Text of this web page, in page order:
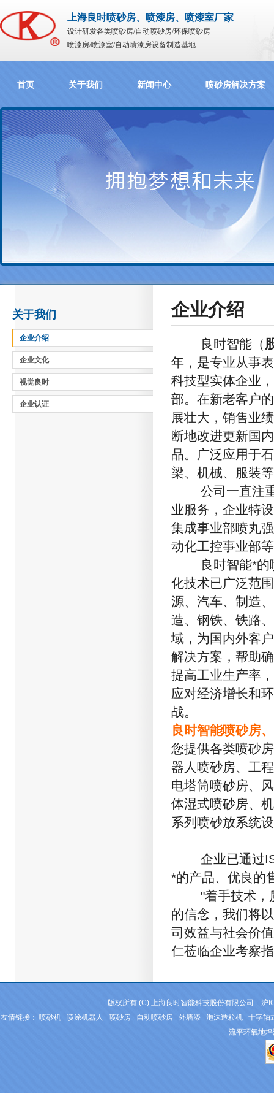
上海良时喷砂房、喷漆房、喷漆室厂家
设计研发各类喷砂房/自动喷砂房/环保喷砂房
喷漆房/喷漆室/自动喷漆房设备制造基地
首页 关于我们 新闻中心 喷砂房解决方案
关于我们
企业介绍
企业文化
视觉良时
企业认证
企业介绍
良时智能（
年，是专业从事
科技型实体企业
部。在新老客户
展壮大，销售业
断地改进更新国
品。广泛应用于
梁、机械、服装
公司一直注重
业服务，企业特
集成事业部喷丸
动化工控事业部
良时智能*的
化技术已广泛范
源、汽车、制造
造、钢铁、铁路
域，为国内外客
解决方案，帮助
提高工业生产率
应对经济增长和
战。
良时智能喷砂房
您提供各类喷砂
器人喷砂房、工
电塔筒喷砂房、
体湿式喷砂房、
系列喷砂放系统
企业已通过
*的产品、优良的
"着手技术，质
的信念，我们将
司效益与社会价
仁莅临企业考察
版权所有 (C) 上海良时智能科技股份有限公司 沪
友情链接： 喷砂机 喷涂机器人 喷砂房 自动喷砂房 外墙漆 泡沫造粒机
十字轴
流平环氧地